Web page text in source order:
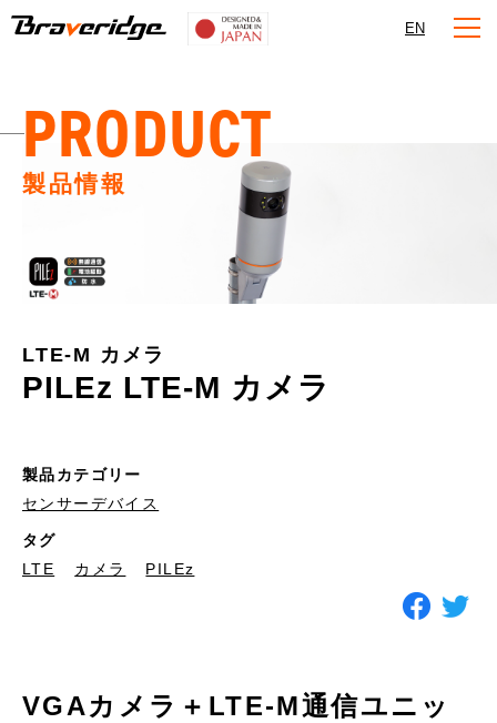
Braveridge
EN
PRODUCT
製品情報
LTE-M カメラ
PILEz LTE-M カメラ
製品カテゴリー
センサーデバイス
タグ
LTE
カメラ PILEz
VGAカメラ＋LTE-M通信ユニッ